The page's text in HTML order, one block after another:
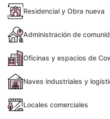
Residencial y Obra nueva
Administración de
Oficinas y espacios de
Naves industriales y
Locales comerciales